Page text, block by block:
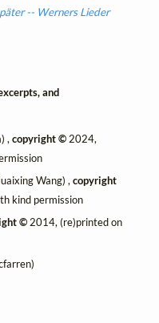
-- Werners Lieder
and
,copyright ©2024,
Wang) ,copyright
kind permission
©2014, (re)printed on